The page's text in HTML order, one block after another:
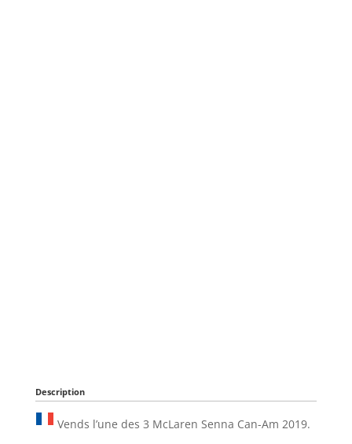
Description
Vends l’une des 3 McLaren Senna Can-Am 2019.